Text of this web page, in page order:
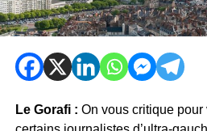
Le Gorafi : On vous critique